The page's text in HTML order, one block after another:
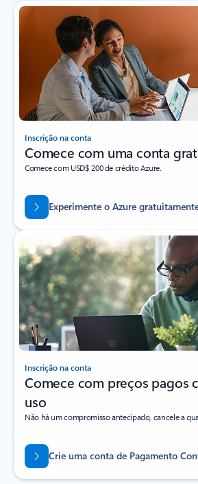
Inscrição na conta
Comece com uma conta
Comece com USD$ 200 de crédito Azure.
Experimente o Azure
Inscrição na conta
Comece com preços pagos
uso
Não há um compromisso antecipado, cancele a
Crie uma conta de Pagamento